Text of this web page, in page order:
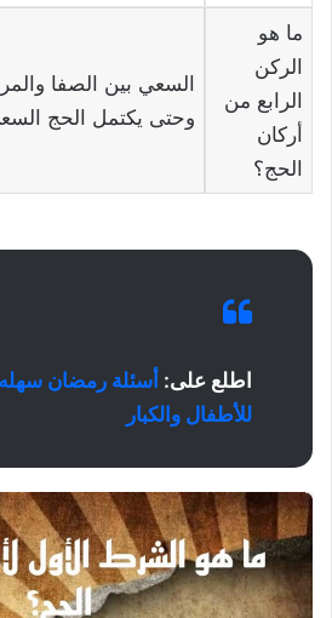
ما هو
الركن
الرابع من
أركان
الحج؟
السعي بين الصفا
وحتى يكتمل الحج
اطلع على: أسئلة رمضان سهله
للأطفال والكبار